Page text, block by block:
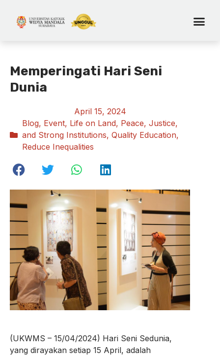
Memperingati Hari Seni
Dunia
April 15, 2024
Blog, Event, Life on Land, Peace, Justice,
and Strong Institutions, Quality Education,
Reduce Inequalities
(UKWMS – 15/04/2024) Hari Seni Sedunia,
yang dirayakan setiap 15 April, adalah